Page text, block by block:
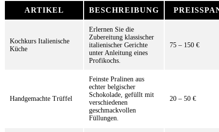
ARTIKEL BESCHREIBUNG
Kochkurs Italienische
Küche
Erlernen Sie die
Zubereitung klassischer
italienischer Gerichte
unter Anleitung eines
Profikochs.
75 – 150 €
Handgemachte Trüffel
Feinste Pralinen aus
echter belgischer
Schokolade, gefüllt mit
verschiedenen
geschmackvollen
Füllungen.
20 – 50 €